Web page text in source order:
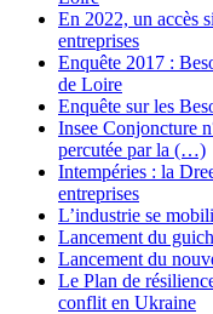
En 2022, un accès
entreprises
Enquête 2017 :
de Loire
Enquête sur les
Insee Conjoncture
percutée par la (…)
Intempéries : la
entreprises
L’industrie se
Lancement du
Lancement du
Le Plan de
conflit en Ukraine